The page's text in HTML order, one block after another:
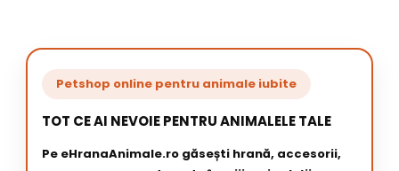
Petshop online pentru animale iubite
TOT CE AI NEVOIE PENTRU ANIMALELE TALE
Pe eHranaAnimale.ro găsești hrană, accesorii,